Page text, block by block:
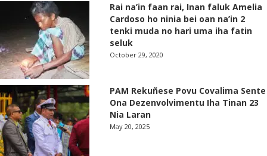
Rai na’in faan rai, Inan faluk Amelia
Cardoso ho ninia bei oan na’in 2
tenki muda no hari uma iha fatin
seluk
October 29, 2020
PAM Rekuñese Povu Covalima Sente
Ona Dezenvolvimentu Iha Tinan 23
Nia Laran
May 20, 2025